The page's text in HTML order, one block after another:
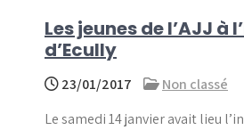
Les jeunes de l’AJJ à
d’Ecully
23/01/2017
Non classé
Le samedi 14 janvier avait lieu